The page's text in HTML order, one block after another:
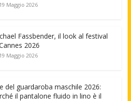
19 Maggio 2026
Fassbender, il look al festival
2026
19 Maggio 2026
del guardaroba maschile 2026:
il pantalone fluido in lino è il